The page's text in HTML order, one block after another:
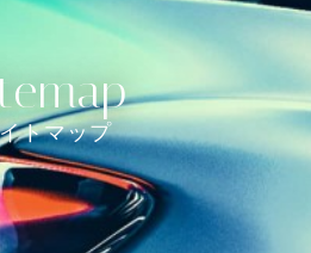
トマップ